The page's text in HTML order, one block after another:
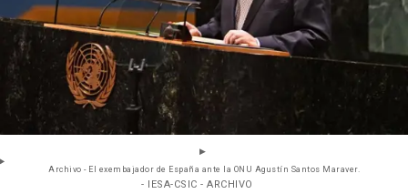
Archivo - El exembajador de España ante la ONU Agustín Santos Maraver.
- IESA-CSIC - ARCHIVO